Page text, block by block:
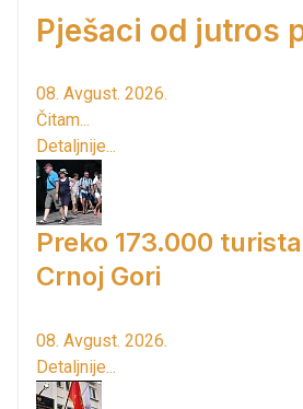
Pješaci od jutros
08. Avgust. 2026.
Čitam...
Detaljnije...
Preko 173.000
Crnoj Gori
08. Avgust. 2026.
Detaljnije...